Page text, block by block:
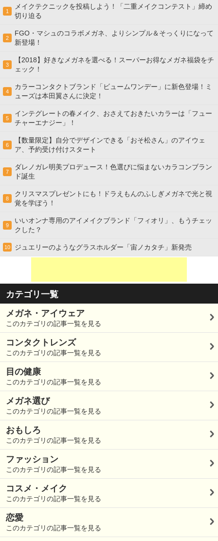
1
メイクテクニックを投稿しよう！「二重メイクコンテスト」締め
切り迫る
2
FGO・マシュのコラボメガネ、よりシンプル＆そっくりになって
新登場！
3
【2018】好きなメガネを選べる！スーパーお得なメガネ福袋をチ
ェック！
4
カラーコンタクトブランド「ビュームワンデー」に新色登場！ミ
ューズは本田翼さんに決定！
5
インテグレートの春メイク、おさえておきたいカラーは「フュー
チャーエナジー」！
6
【数量限定】自分でデザインできる「おそ松さん」のアイウェ
ア、予約受け付けスタート
7
ダレノガレ明美プロデュース！色選びに悩まないカラコンブラン
ド誕生
8
クリスマスプレゼントにも！ドラえもんのふしぎメガネで光と視
覚を学ぼう！
9
いいオンナ専用のアイメイクブランド「フィオリ」、もうチェッ
クした？
10 ジュエリーのようなグラスホルダー「宙ノカタチ」新発売
カテゴリ一覧
メガネ・アイウェア
このカテゴリの記事一覧を見る
コンタクトレンズ
このカテゴリの記事一覧を見る
目の健康
このカテゴリの記事一覧を見る
メガネ選び
このカテゴリの記事一覧を見る
おもしろ
このカテゴリの記事一覧を見る
ファッション
このカテゴリの記事一覧を見る
コスメ・メイク
このカテゴリの記事一覧を見る
恋愛
このカテゴリの記事一覧を見る